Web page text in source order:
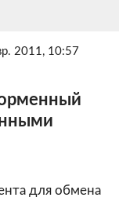
2011, 10:57
для обмена